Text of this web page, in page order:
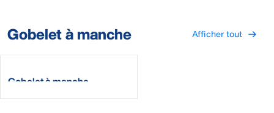
Gobelet à manche Afficher tout
Gobelet à manche